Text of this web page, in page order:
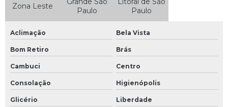
Zona Leste
Paulo
Paulo
Aclimação Bela Vista
Bom Retiro Brás
Cambuci Centro
Consolação Higienópolis
Glicério Liberdade